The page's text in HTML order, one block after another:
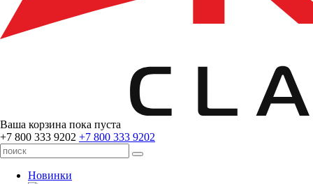
Ваша корзина пока пуста
+7 800 333 9202 +7 800 333 9202
Новинки